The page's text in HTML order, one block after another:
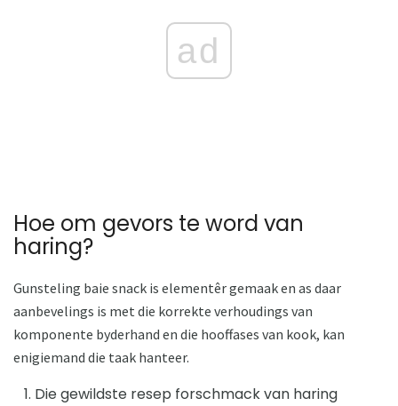
ad
Hoe om gevors te word van
haring?
Gunsteling baie snack is elementêr gemaak en as daar
aanbevelings is met die korrekte verhoudings van
komponente byderhand en die hooffases van kook, kan
enigiemand die taak hanteer.
Die gewildste resep forschmack van haring